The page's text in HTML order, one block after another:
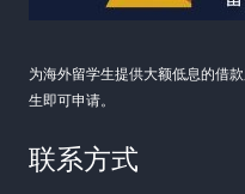
为海外留学生提供大额低息的借
生即可申请。
联系方式